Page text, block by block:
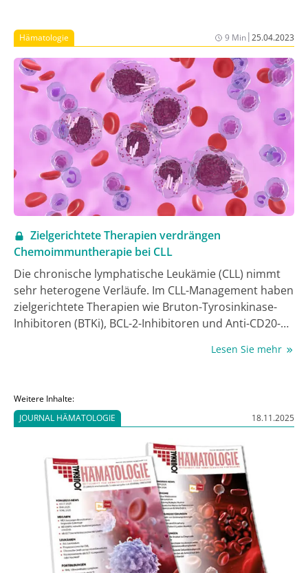
regulieren (1). Diese Studie legt den Grundstein für
die Entwicklung neuer Therapieansätze gegen
Erkrankungen, die auf fehlerhaften epigenetischen
Prozessen beruhen.
Hämatologie 9 Min|25.04.2023
Zielgerichtete Therapien verdrängen
Chemoimmuntherapie bei CLL
Die chronische lymphatische Leukämie (CLL) nimmt
sehr heterogene Verläufe. Im CLL-Management haben
zielgerichtete Therapien wie Bruton-Tyrosinkinase-
Inhibitoren (BTKi), BCL-2-Inhibitoren und Anti-CD20-
inzwischen den Rang abgelaufen. Die neuen
aber vor Resistenzentwicklung noch nicht gefeit. Ein
umfassendes CLL-Profiling könnte tiefere Einblicke in
die Onkogenese der CLL bieten sowie
Therapieentscheidungen und Verlaufsprognosen
bereichern.
Lesen Sie mehr
Weitere Inhalte:
JOURNAL HÄMATOLOGIE
18.11.2025